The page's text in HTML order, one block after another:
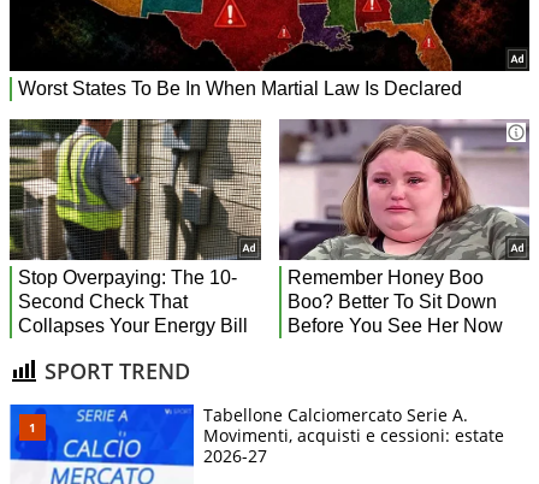
SPORT TREND
Tabellone Calciomercato Serie A.
Movimenti, acquisti e cessioni: estate
2026-27